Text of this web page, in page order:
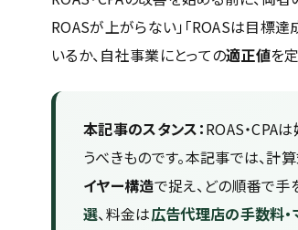
ROASが上がらない」「ROASは目標
いるか、自社事業にとっての適正値を
本記事のスタンス：ROAS・CPA
うべきものです。本記事では、計
イヤー構造で捉え、どの順番で
選、料金は広告代理店の手数料